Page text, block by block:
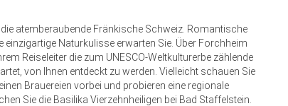
atemberaubende Fränkische Schweiz. Romantische
einzigartige Naturkulisse erwarten Sie. Über Forchheim
Reiseleiter die zum UNESCO-Weltkulturerbe zählende
von Ihnen entdeckt zu werden. Vielleicht schauen Sie
Brauereien vorbei und probieren eine regionale
Sie die Basilika Vierzehnheiligen bei Bad Staffelstein.